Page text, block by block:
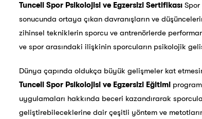
Tunceli Spor Psikolojisi ve Egzersizi Sertifikası
sonucunda ortaya çıkan davranışların ve
zihinsel tekniklerin sporcu ve antrenörlerde
ve spor arasındaki ilişkinin sporcuların psikolojik
Dünya çapında oldukça büyük gelişmeler kat
Tunceli Spor Psikolojisi ve Egzersizi Eğitimi
uygulamaları hakkında beceri kazandırarak
geliştirebileceklerine dair çeşitli yöntem ve